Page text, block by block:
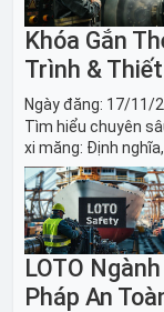
Khóa Gắn
Trình &
Ngày đăng: 17/11/
Tìm hiểu chuyên
xi măng: Định
sách thiết bị LOTO
nghiền an toàn.
LOTO
Pháp An